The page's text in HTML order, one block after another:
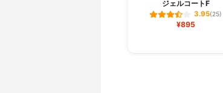
ジェルコートF
3.95(25)
¥895